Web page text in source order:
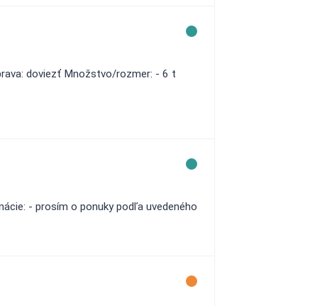
doviezť Množstvo/rozmer: - 6 t
- prosím o ponuky podľa uvedeného